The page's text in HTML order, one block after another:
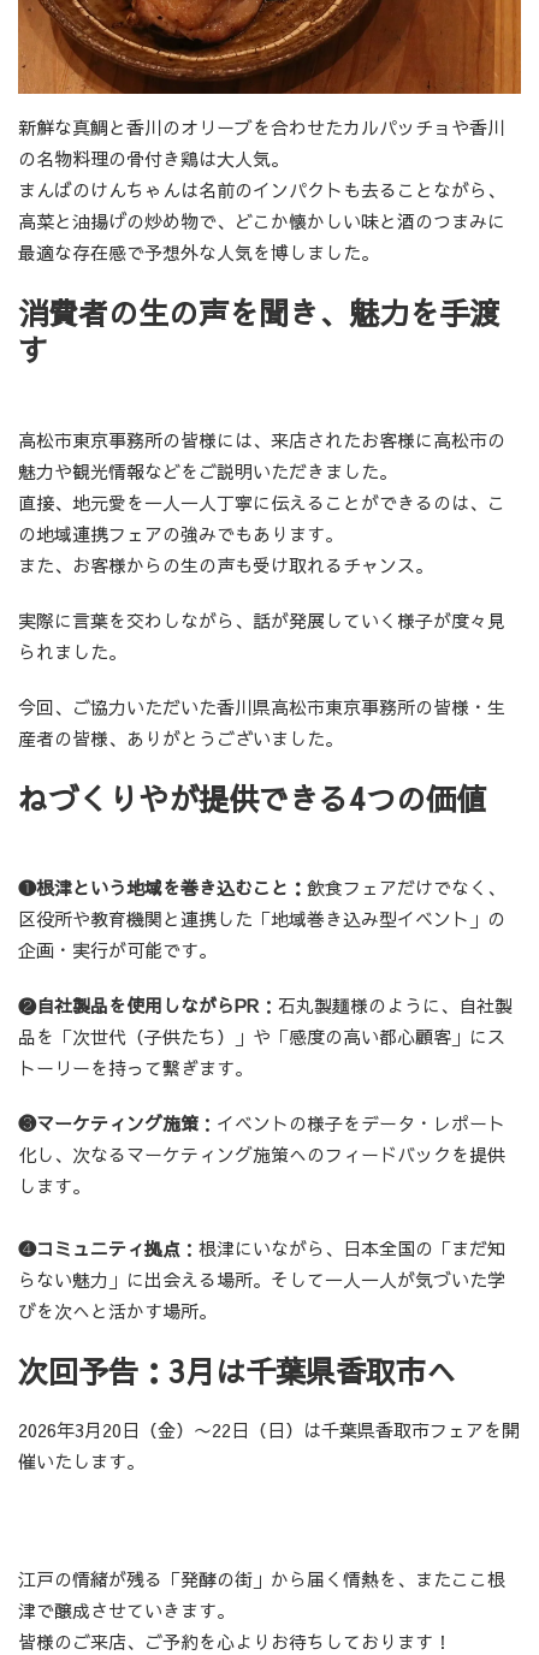
新鮮な真鯛と香川のオリーブを合わせたカルパッチョや香川
の名物料理の骨付き鶏は大人気。
まんばのけんちゃんは名前のインパクトも去ることながら、
高菜と油揚げの炒め物で、どこか懐かしい味と酒のつまみに
最適な存在感で予想外な人気を博しました。
消費者の生の声を聞き、魅力を手渡
す
高松市東京事務所の皆様には、来店されたお客様に高松市の
魅力や観光情報などをご説明いただきました。
直接、地元愛を一人一人丁寧に伝えることができるのは、こ
の地域連携フェアの強みでもあります。
また、お客様からの生の声も受け取れるチャンス。
実際に言葉を交わしながら、話が発展していく様子が度々見
られました。
今回、ご協力いただいた香川県高松市東京事務所の皆様・生
産者の皆様、ありがとうございました。
ねづくりやが提供できる4つの価値
❶根津という地域を巻き込むこと： 飲食フェアだけでなく、
区役所や教育機関と連携した「地域巻き込み型イベント」の
企画・実行が可能です。
❷自社製品を使用しながらPR ：石丸製麺様のように、自社製
品を「次世代（子供たち）」や「感度の高い都心顧客」にス
トーリーを持って繋ぎます。
❸マーケティング施策 ：イベントの様子をデータ・レポート
化し、次なるマーケティング施策へのフィードバックを提供
します。
❹コミュニティ拠点 ：根津にいながら、日本全国の「まだ知
らない魅力」に出会える場所。そして一人一人が気づいた学
びを次へと活かす場所。
次回予告：3月は千葉県香取市へ
2026年3月20日（金）〜22日（日）は千葉県香取市フェアを開
催いたします。
江戸の情緒が残る「発酵の街」から届く情熱を、またここ根
津で醸成させていきます。
皆様のご来店、ご予約を心よりお待ちしております！